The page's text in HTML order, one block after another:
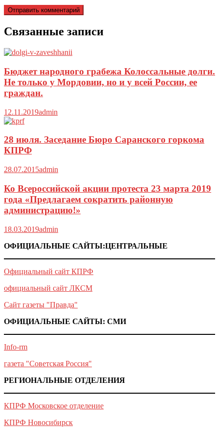
Связанные записи
Бюджет народного грабежа Колоссальные долги.
Не только у Мордовии, но и у всей России, ее
граждан.
12.11.2019admin
28 июля. Заседание Бюро Саранского горкома
КПРФ
28.07.2015admin
Ко Всероссийской акции протеста 23 марта 2019
года «Предлагаем сократить районную
администрацию!»
18.03.2019admin
ОФИЦИАЛЬНЫЕ САЙТЫ:ЦЕНТРАЛЬНЫЕ
Официальный сайт КПРФ
официальный сайт ЛКСМ
Сайт газеты "Правда"
ОФИЦИАЛЬНЫЕ САЙТЫ: СМИ
Info-rm
газета "Советская Россия"
РЕГИОНАЛЬНЫЕ ОТДЕЛЕНИЯ
КПРФ Московское отделение
КПРФ Новосибирск